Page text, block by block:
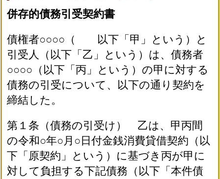
併存的債務引受契約書
債権者○○○○（ 以下「甲」という）と
引受人（以下「乙」という）は、債務者
○○○○（以下「丙」という）の甲に対する
債務の引受について、以下の通り契約を
締結した。
第１条（債務の引受け） 乙は、甲丙間
の令和○年○月○日付金銭消費貸借契約（以
下「原契約」という）に基づき丙が甲に
対して負担する下記債務（以下「本件債